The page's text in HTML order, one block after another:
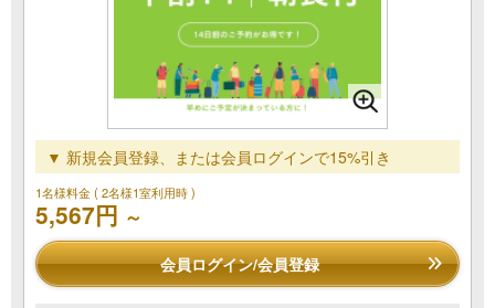
▼ 新規会員登録、または会員ログインで15%引き
1名様料金( 2名様1室利用時 )
5,567円 ～
会員ログイン/会員登録